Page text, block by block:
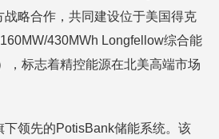
略合作，共同建设位于美国得克
430MWh Longfellow综合能
，标志着精控能源在北美高端市场
领先的PotisBank储能系统。该